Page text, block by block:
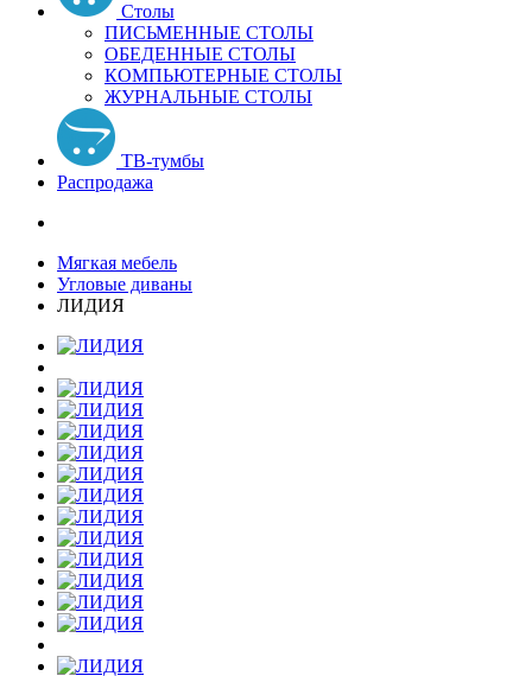
Столы
ПИСЬМЕННЫЕ СТОЛЫ
ОБЕДЕННЫЕ СТОЛЫ
КОМПЬЮТЕРНЫЕ СТОЛЫ
ЖУРНАЛЬНЫЕ СТОЛЫ
ТВ-тумбы
Распродажа
Мягкая мебель
Угловые диваны
ЛИДИЯ